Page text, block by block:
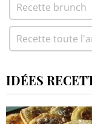
Recette brunch
Recette toute
IDÉES